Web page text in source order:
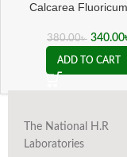
Calcarea
380.00৳ 340.00
ADD TO CART
The National H.R
Laboratories